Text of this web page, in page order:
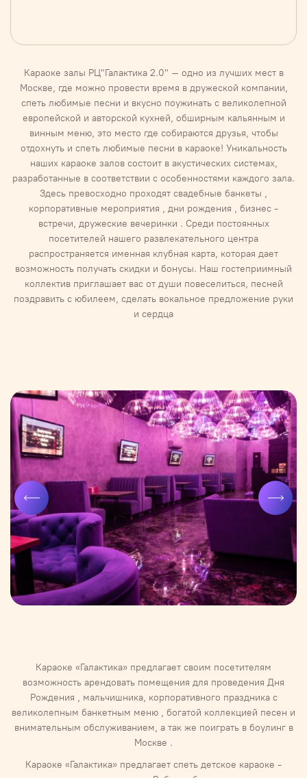
Караоке залы РЦ"Галактика 2.0" – одно из лучших мест в
Москве, где можно провести время в дружеской компании,
спеть любимые песни и вкусно поужинать с великолепной
европейской и авторской кухней, обширным кальянным и
винным меню, это место где собираются друзья, чтобы
отдохнуть и спеть любимые песни в караоке! Уникальность
наших караоке залов состоит в акустических системах,
разработанные в соответствии с особенностями каждого зала.
Здесь превосходно проходят свадебные банкеты ,
корпоративные мероприятия , дни рождения , бизнес -
встречи, дружеские вечеринки . Среди постоянных
посетителей нашего развлекательного центра
распространяется именная клубная карта, которая дает
возможность получать скидки и бонусы. Наш гостеприимный
коллектив приглашает вас от души повеселиться, песней
поздравить с юбилеем, сделать вокальное предложение руки
и сердца
Караоке «Галактика» предлагает своим посетителям
возможность арендовать помещения для проведения Дня
Рождения , мальчишника, корпоративного праздника с
великолепным банкетным меню , богатой коллекцией песен и
внимательным обслуживанием, а так же поиграть в боулинг в
Москве .
Караоке «Галактика» предлагает спеть детское караоке -